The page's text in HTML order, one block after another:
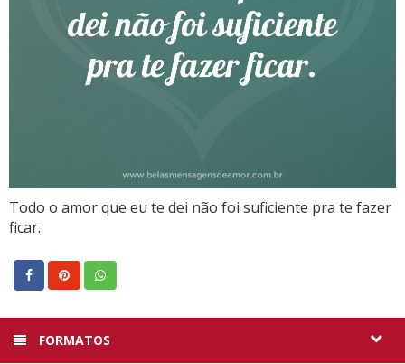
Todo o amor que eu te dei não foi suficiente pra te fazer
ficar.
FORMATOS